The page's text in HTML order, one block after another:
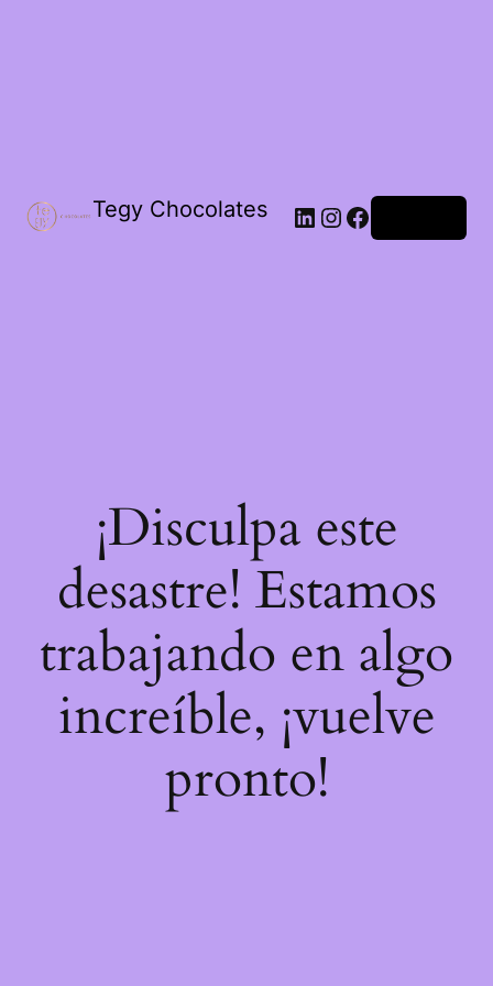
Tegy Chocolates LinkedIn
Instagram
Facebook
¡Disculpa este
desastre! Estamos
trabajando en algo
increíble, ¡vuelve
pronto!